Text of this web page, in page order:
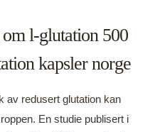
l-glutation 500
kapsler norge
av redusert glutation kan
En studie publisert i